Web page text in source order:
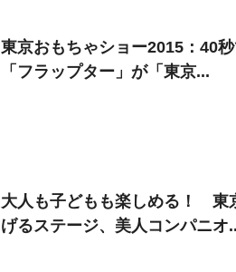
東京おもちゃショー2015：40
「フラップター」が「東京...
大人も子どもも楽しめる！ 東
げるステージ、美人コンパニオ